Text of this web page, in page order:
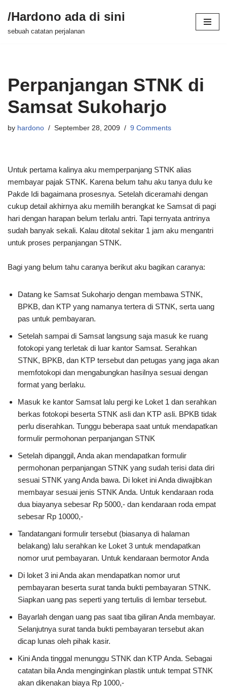
Skip
/Hardono ada di sini
sebuah catatan perjalanan
Perpanjangan STNK di
Samsat Sukoharjo
by hardono September 28, 2009 9 Comments
Untuk pertama kalinya aku memperpanjang STNK alias
membayar pajak STNK. Karena belum tahu aku tanya dulu ke
Pakde Idi bagaimana prosesnya. Setelah diceramahi dengan
cukup detail akhirnya aku memilih berangkat ke Samsat di pagi
hari dengan harapan belum terlalu antri. Tapi ternyata antrinya
sudah banyak sekali. Kalau ditotal sekitar 1 jam aku mengantri
untuk proses perpanjangan STNK.
Bagi yang belum tahu caranya berikut aku bagikan caranya:
Datang ke Samsat Sukoharjo dengan membawa STNK,
BPKB, dan KTP yang namanya tertera di STNK, serta uang
pas untuk pembayaran.
Setelah sampai di Samsat langsung saja masuk ke ruang
fotokopi yang terletak di luar kantor Samsat. Serahkan
STNK, BPKB, dan KTP tersebut dan petugas yang jaga akan
memfotokopi dan mengabungkan hasilnya sesuai dengan
format yang berlaku.
Masuk ke kantor Samsat lalu pergi ke Loket 1 dan serahkan
berkas fotokopi beserta STNK asli dan KTP asli. BPKB tidak
perlu diserahkan. Tunggu beberapa saat untuk mendapatkan
formulir permohonan perpanjangan STNK
Setelah dipanggil, Anda akan mendapatkan formulir
permohonan perpanjangan STNK yang sudah terisi data diri
sesuai STNK yang Anda bawa. Di loket ini Anda diwajibkan
membayar sesuai jenis STNK Anda. Untuk kendaraan roda
dua biayanya sebesar Rp 5000,- dan kendaraan roda empat
sebesar Rp 10000,-
Tandatangani formulir tersebut (biasanya di halaman
belakang) lalu serahkan ke Loket 3 untuk mendapatkan
nomor urut pembayaran. Untuk kendaraan bermotor Anda
Di loket 3 ini Anda akan mendapatkan nomor urut
pembayaran beserta surat tanda bukti pembayaran STNK.
Siapkan uang pas seperti yang tertulis di lembar tersebut.
Bayarlah dengan uang pas saat tiba giliran Anda membayar.
Selanjutnya surat tanda bukti pembayaran tersebut akan
dicap lunas oleh pihak kasir.
Kini Anda tinggal menunggu STNK dan KTP Anda. Sebagai
catatan bila Anda menginginkan plastik untuk tempat STNK
akan dikenakan biaya Rp 1000,-